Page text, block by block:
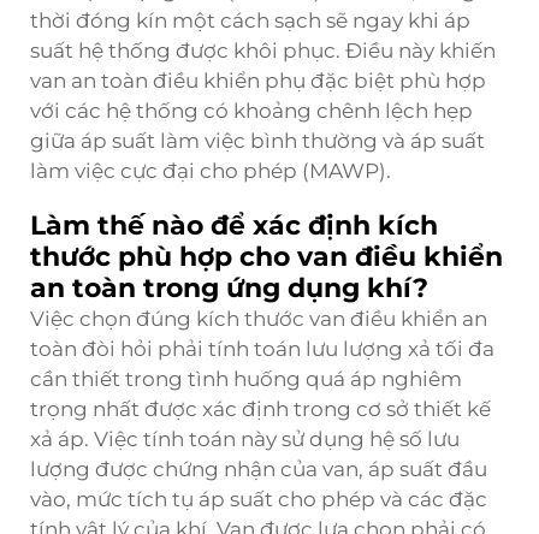
thời đóng kín một cách sạch sẽ ngay khi áp
suất hệ thống được khôi phục. Điều này khiến
van an toàn điều khiển phụ đặc biệt phù hợp
với các hệ thống có khoảng chênh lệch hẹp
giữa áp suất làm việc bình thường và áp suất
làm việc cực đại cho phép (MAWP).
Làm thế nào để xác định kích
thước phù hợp cho van điều khiển
an toàn trong ứng dụng khí?
Việc chọn đúng kích thước van điều khiển an
toàn đòi hỏi phải tính toán lưu lượng xả tối đa
cần thiết trong tình huống quá áp nghiêm
trọng nhất được xác định trong cơ sở thiết kế
xả áp. Việc tính toán này sử dụng hệ số lưu
lượng được chứng nhận của van, áp suất đầu
vào, mức tích tụ áp suất cho phép và các đặc